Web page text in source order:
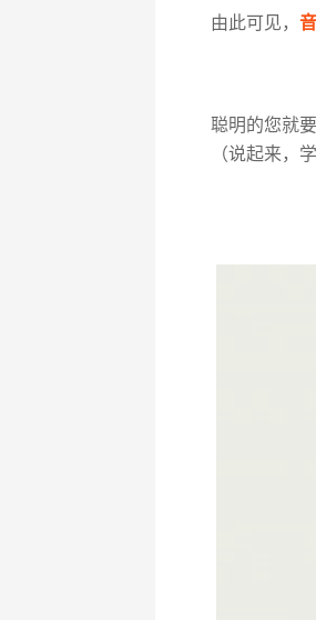
由此可见，
聪明的您就
（说起来，